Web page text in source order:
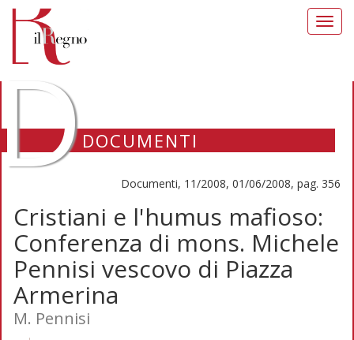
DOCUMENTI
Documenti, 11/2008, 01/06/2008, pag. 356
Cristiani e l'humus mafioso:
Conferenza di mons. Michele
Pennisi vescovo di Piazza
Armerina
M. Pennisi